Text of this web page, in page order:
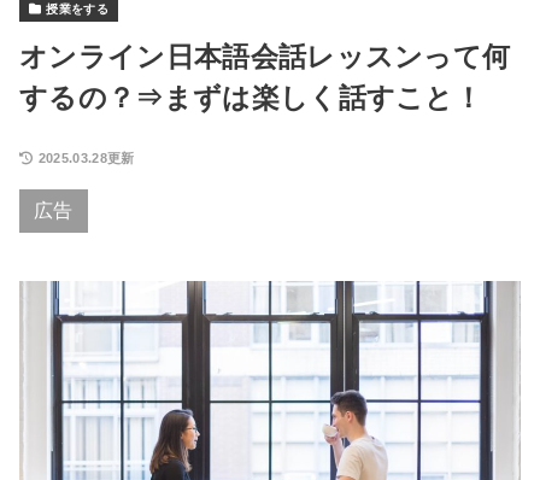
授業をする
オンライン日本語会話レッスンって何
するの？⇒まずは楽しく話すこと！
2025.03.28更新
広告